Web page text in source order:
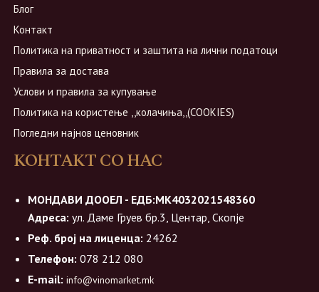
Блог
Контакт
Политика на приватност и заштита на лични податоци
Правила за достава
Услови и правила за купување
Политика на користење ,,колачиња,,(COOKIES)
Погледни најнов ценовник
КОНТАКТ СО НАС
МОНДАВИ ДООЕЛ - ЕДБ:МК4032021548360
Адреса: ул. Даме Груев бр.3, Центар, Скопје
Реф. број на лиценца: 24262
Телефон: 078 212 080
E-mail: info@vinomarket.mk